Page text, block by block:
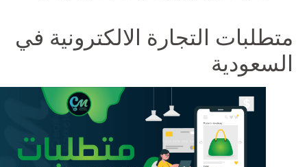
متطلبات التجارة الالكترونية في
السعودية